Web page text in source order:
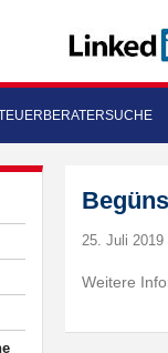
25. Juli 2019
Weitere